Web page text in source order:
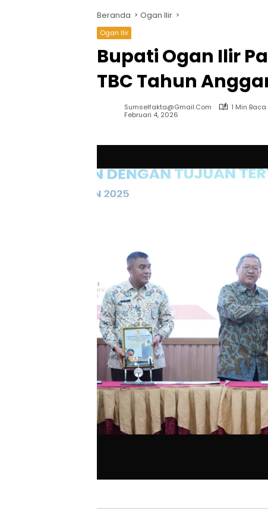
Beranda Ogan Ilir
Ogan Ilir
Bupati Ogan Ilir
TBC Tahun
Sumselfakta@gmail.com
1 Min Baca
Februari 4, 2026